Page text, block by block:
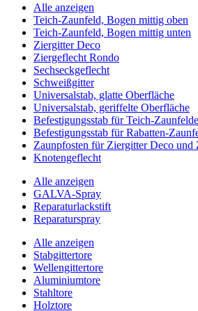
Alle anzeigen
Teich-Zaunfeld, Bogen mittig oben
Teich-Zaunfeld, Bogen mittig unten
Ziergitter Deco
Ziergeflecht Rondo
Sechseckgeflecht
Schweißgitter
Universalstab, glatte Oberfläche
Universalstab, geriffelte Oberfläche
Befestigungsstab für Teich-
Befestigungsstab für Rabatten-
Zaunpfosten für Ziergitter Deco und
Knotengeflecht
Alle anzeigen
GALVA-Spray
Reparaturlackstift
Reparaturspray
Alle anzeigen
Stabgittertore
Wellengittertore
Aluminiumtore
Stahltore
Holztore